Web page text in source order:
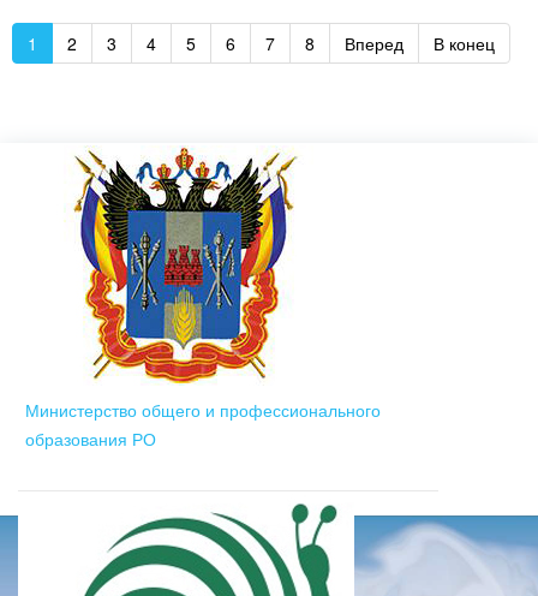
1 2 3 4 5 6 7 8 Вперед В конец
Министерство общего и профессионального
образования РО